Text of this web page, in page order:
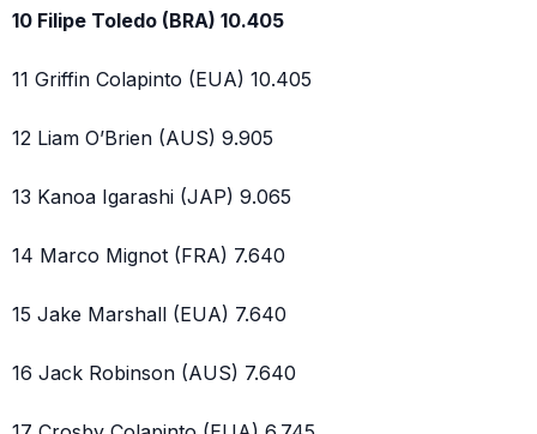
10 Filipe Toledo (BRA) 10.405
11 Griffin Colapinto (EUA) 10.405
12 Liam O’Brien (AUS) 9.905
13 Kanoa Igarashi (JAP) 9.065
14 Marco Mignot (FRA) 7.640
15 Jake Marshall (EUA) 7.640
16 Jack Robinson (AUS) 7.640